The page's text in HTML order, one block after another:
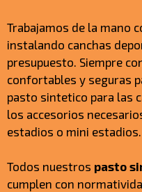
Trabajamos de la mano
instalando canchas
presupuesto. Siempre
confortables y seguras
pasto sintetico para las
los accesorios
estadios o mini estadios.
Todos nuestros pasto
cumplen con